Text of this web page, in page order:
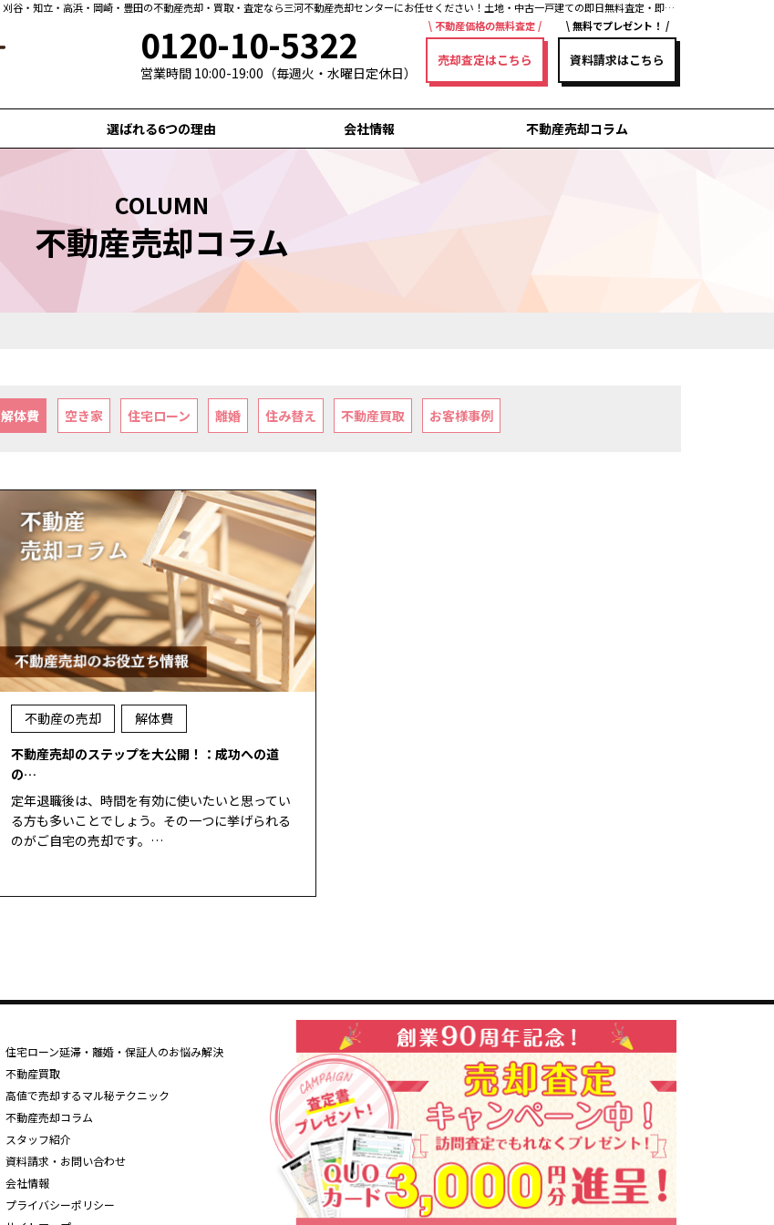
土地売却を考えはじめたら、建物の解体費が気になる・・・そんな方へ｜安城・刈谷・知立・高浜・岡崎・豊田の不動産売却・買取・査定なら三河不動産売却センターにお任せください！土地・中古一戸建ての即日無料査定・即金買取を行っています！
0120-10-5322
営業時間 10:00-19:00（毎週火・水曜日定休日）
不動産価格の無料査定
売却査定はこちら
無料でプレゼント！
資料請求はこちら
選ばれる6つの理由 会社情報 不動産売却コラム
COLUMN
不動産売却コラム
解体費 空き家 住宅ローン 離婚 住み替え 不動産買取 お客様事例
不動産の売却
解体費
不動産売却のステップを大公開！：成功への道
の…
定年退職後は、時間を有効に使いたいと思ってい
る方も多いことでしょう。その一つに挙げられる
のがご自宅の売却です。…
住宅ローン延滞・離婚・保証人のお悩み解決
不動産買取
高値で売却するマル秘テクニック
不動産売却コラム
スタッフ紹介
資料請求・お問い合わせ
会社情報
プライバシーポリシー